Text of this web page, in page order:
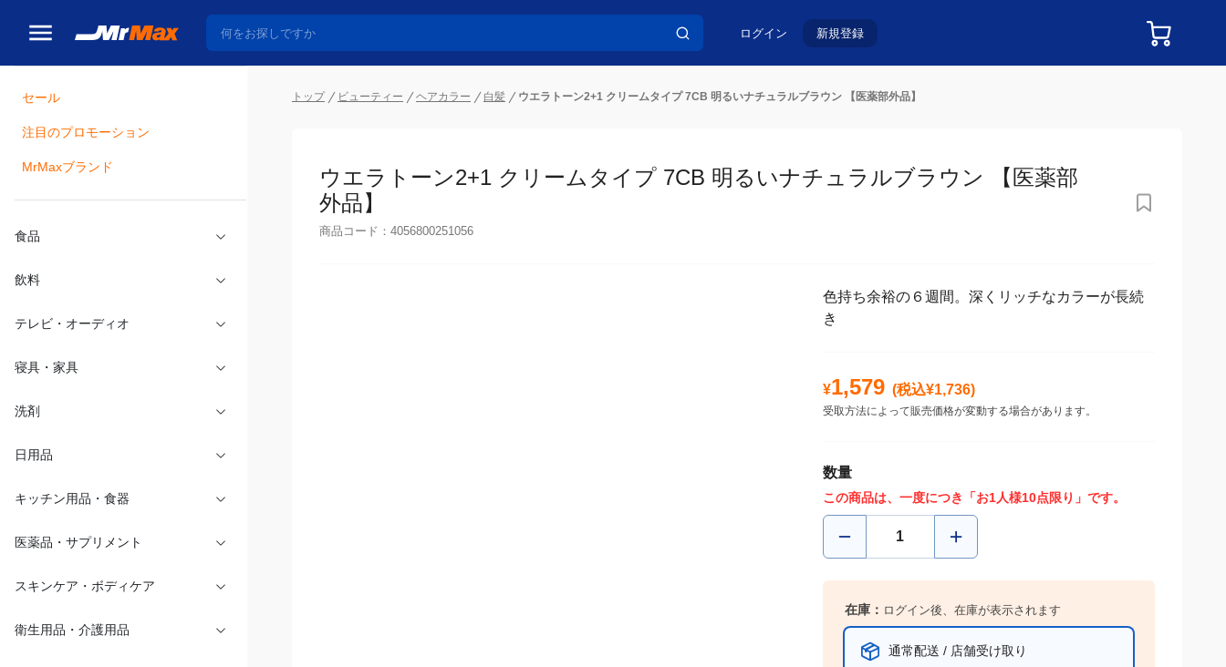
ログイン 新規登録
セール
注目のプロモーション
MrMaxブランド
食品
飲料
トップ ビューティー ヘアカラー 白髪 ウエラトーン2+1 クリームタイプ 7CB 明るいナチュラルブラウン 【医薬部外品】
ウエラトーン2+1 クリームタイプ 7CB 明るいナチュラルブラウン 【医薬部外
品】
商品コード： 4056800251056
色持ち余裕の６週間。深くリッチなカラーが長続
き
¥1,579 (税込¥1,736)
受取方法によって販売価格が変動する場合があります。
数量
この商品は、一度につき「お1人様10点限り」です。
在庫： ログイン後、在庫が表示されます
通常配送 / 店舗受け取り